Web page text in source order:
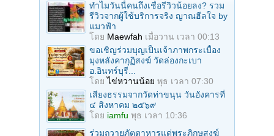
ทำไมวันนี้คนถึงเชื่อรีวิวน้อยลง? รวม
รีวิวจากผู้ใช้บริการจริง ญาณฮีลใจ by
แมวฟ้า
โดย Maewfah เมื่อวาน เวลา 00:13
ขอเชิญร่วมบุญเป็นเจ้าภาพกระเบื้อง
มุงหลังคากุฏิสงฆ์ วัดล่องกะเบา
อ.อินทร์บุรี...
โดยไข่หวานน้อย พุธ เวลา 07:30
เสียงธรรมจากวัดท่าขนุน วันอังคารที่
๔ สิงหาคม ๒๕๖๙
โดย iamfu พุธ เวลา 10:36
ร่วมถวายภัตตาหารแด่พระภิกษุสงฆ์